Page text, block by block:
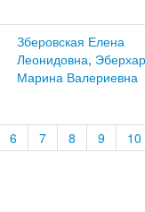
Зберовская Елена
Леонидовна,
Марина Валериевна
6 7 8 9 10